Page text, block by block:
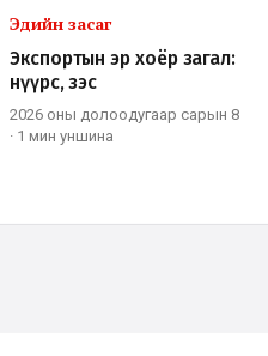
Эдийн засаг
Экспортын эр хоёр загал:
нүүрс, зэс
2026 оны долоодугаар сарын 8
· 1 мин уншина